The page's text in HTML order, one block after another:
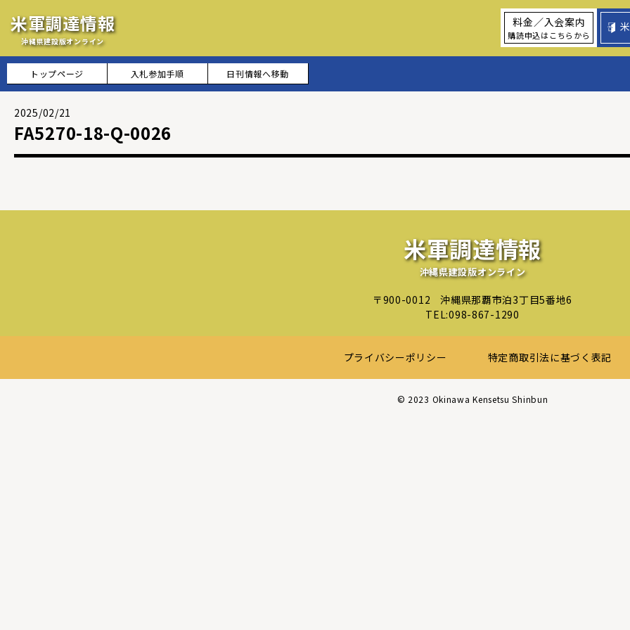
米軍調達情報
沖縄県建設版オンライン
料金／入会案内
購読申込はこちらから
トップページ 入札参加手順 日刊情報へ移動
2025/02/21
FA5270-18-Q-0026
米軍調達情報
沖縄県建設版オンライン
〒900-0012
沖縄県那覇市泊3丁目5番地6
TEL:098-867-1290
プライバシーポリシー 特定商取引法に基づく表記
©︎ 2023 Okinawa Kensetsu Shinbun